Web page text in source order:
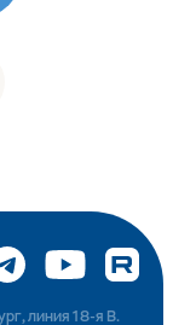
линия 18-я В.